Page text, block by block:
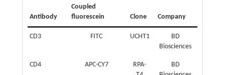
Antibody
Coupled
fluorescein
Clone Company
CD3 FITC UCHT1
BD
Biosciences
CD4 APC-CY7
RPA-
BD